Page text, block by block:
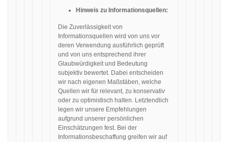
Hinweis zu Informationsquellen:
Die Zuverlässigkeit von
Informationsquellen wird von uns vor
deren Verwendung ausführlich geprüft
und von uns entsprechend ihrer
Glaubwürdigkeit und Bedeutung
subjektiv bewertet. Dabei entscheiden
wir nach eigenen Maßstäben, welche
Quellen wir für relevant, zu konservativ
oder zu optimistisch halten. Letztendlich
legen wir unsere Empfehlungen
aufgrund unserer persönlichen
Einschätzungen fest. Bei der
Informationsbeschaffung greifen wir auf